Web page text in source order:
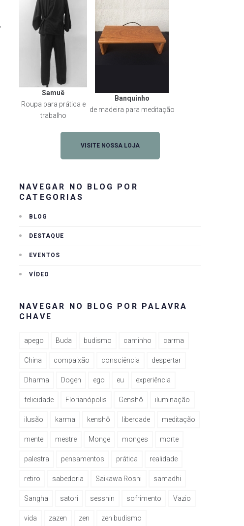
Samuê
Roupa para prática e
trabalho
Banquinho
de madeira para meditação
VISITE NOSSA LOJA
NAVEGAR NO BLOG POR
CATEGORIAS
BLOG
DESTAQUE
EVENTOS
VÍDEO
NAVEGAR NO BLOG POR PALAVRA
CHAVE
apego Buda budismo caminho carma
China compaixão consciência despertar
Dharma Dogen ego eu experiência
felicidade Florianópolis Genshô iluminação
ilusão karma kenshô liberdade meditação
mente mestre Monge monges morte
palestra pensamentos prática realidade
retiro sabedoria Saikawa Roshi samadhi
Sangha satori sesshin sofrimento Vazio
vida zazen zen zen budismo